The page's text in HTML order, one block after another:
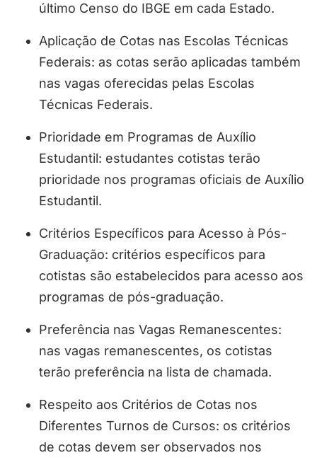
último Censo do IBGE em cada Estado.
Aplicação de Cotas nas Escolas Técnicas
Federais: as cotas serão aplicadas também
nas vagas oferecidas pelas Escolas
Técnicas Federais.
Prioridade em Programas de Auxílio
Estudantil: estudantes cotistas terão
prioridade nos programas oficiais de Auxílio
Estudantil.
Critérios Específicos para Acesso à Pós-
Graduação: critérios específicos para
cotistas são estabelecidos para acesso aos
programas de pós-graduação.
Preferência nas Vagas Remanescentes:
nas vagas remanescentes, os cotistas
terão preferência na lista de chamada.
Respeito aos Critérios de Cotas nos
Diferentes Turnos de Cursos: os critérios
de cotas devem ser observados nos